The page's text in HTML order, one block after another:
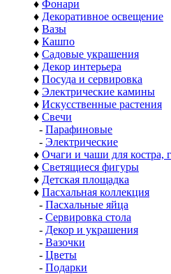
♦ Фонари
♦ Декоративное освещение
♦ Вазы
♦ Кашпо
♦ Садовые украшения
♦ Декор интерьера
♦ Посуда и сервировка
♦ Электрические камины
♦ Искусственные растения
♦ Свечи
- Парафиновые
- Электрические
♦ Очаги и чаши для костра,
♦ Светящиеся фигуры
♦ Детская площадка
♦ Пасхальная коллекция
- Пасхальные яйца
- Сервировка стола
- Декор и украшения
- Вазочки
- Цветы
- Подарки